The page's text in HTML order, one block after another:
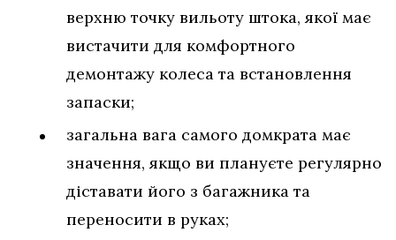
верхню точку вильоту штока, якої має
вистачити для комфортного
демонтажу колеса та встановлення
запаски;
загальна вага самого домкрата має
значення, якщо ви плануєте регулярно
діставати його з багажника та
переносити в руках;